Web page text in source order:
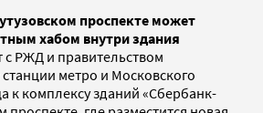
проспекте может
хабом внутри здания
РЖД и правительством
метро и Московского
к комплексу зданий «Сбербанк-